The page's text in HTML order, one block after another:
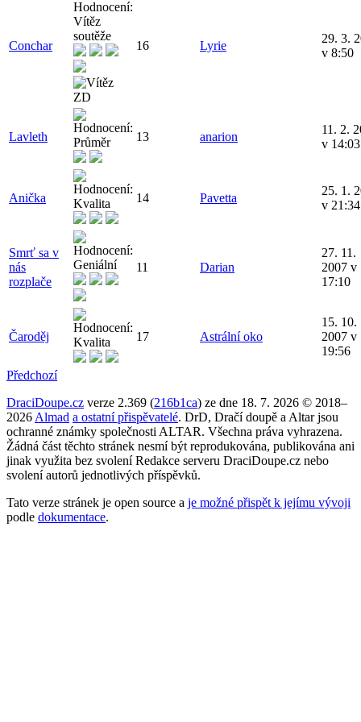
Conchar 16 Lyrie
29. 3.
v 8:50
Lavleth 13 anarion
11. 2.
v 14:03
Anička 14 Pavetta
25. 1.
v 21:34
Smrť sa v
nás
rozplače
11 Darian
27. 11.
2007 v
17:10
Čaroděj 17 Astrální oko
15. 10.
2007 v
19:56
Předchozí
DraciDoupe.cz verze 2.369 (216b1ca) ze dne 18. 7. 2026 © 2018–
2026 Almad a ostatní přispěvatelé. DrD, Dračí doupě a Altar jsou
ochranné známky společnosti ALTAR. Všechna práva vyhrazena.
Žádná část těchto stránek nesmí být reprodukována, publikována ani
jinak využita bez svolení Redakce serveru DraciDoupe.cz nebo
svolení autorů jednotlivých příspěvků.
Tato verze stránek je open source a je možné přispět k jejímu vývoji
podle dokumentace.